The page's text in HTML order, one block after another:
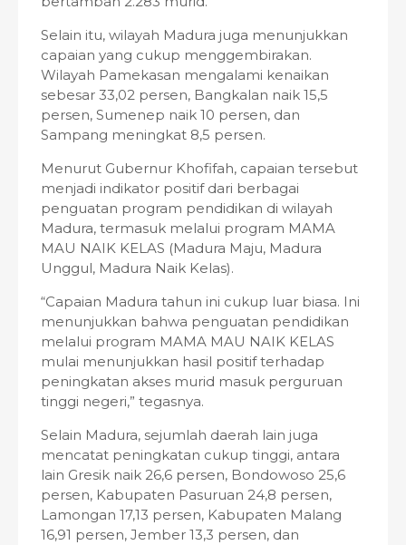
Selain itu, wilayah Madura juga menunjukkan
capaian yang cukup menggembirakan.
Wilayah Pamekasan mengalami kenaikan
sebesar 33,02 persen, Bangkalan naik 15,5
persen, Sumenep naik 10 persen, dan
Sampang meningkat 8,5 persen.
Menurut Gubernur Khofifah, capaian tersebut
menjadi indikator positif dari berbagai
penguatan program pendidikan di wilayah
Madura, termasuk melalui program MAMA
MAU NAIK KELAS (Madura Maju, Madura
Unggul, Madura Naik Kelas).
“Capaian Madura tahun ini cukup luar biasa. Ini
menunjukkan bahwa penguatan pendidikan
melalui program MAMA MAU NAIK KELAS
mulai menunjukkan hasil positif terhadap
peningkatan akses murid masuk perguruan
tinggi negeri,” tegasnya.
Selain Madura, sejumlah daerah lain juga
mencatat peningkatan cukup tinggi, antara
lain Gresik naik 26,6 persen, Bondowoso 25,6
persen, Kabupaten Pasuruan 24,8 persen,
Lamongan 17,13 persen, Kabupaten Malang
16,91 persen, Jember 13,3 persen, dan